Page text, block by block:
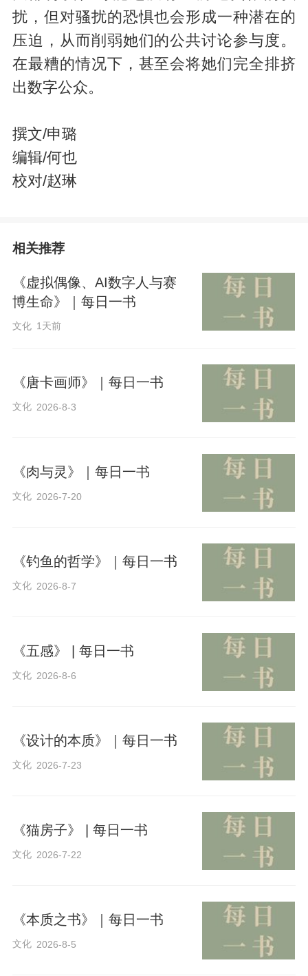
扰，但对骚扰的恐惧也会形成一种潜在的
压迫，从而削弱她们的公共讨论参与度。
在最糟的情况下，甚至会将她们完全排挤
出数字公众。
撰文/申璐
编辑/何也
校对/赵琳
相关推荐
《虚拟偶像、AI数字人与赛
博生命》｜每日一书
文化 1天前
《唐卡画师》｜每日一书
文化 2026-8-3
《肉与灵》｜每日一书
文化 2026-7-20
《钓鱼的哲学》｜每日一书
文化 2026-8-7
《五感》 | 每日一书
文化 2026-8-6
《设计的本质》｜每日一书
文化 2026-7-23
《猫房子》 | 每日一书
文化 2026-7-22
《本质之书》｜每日一书
文化 2026-8-5